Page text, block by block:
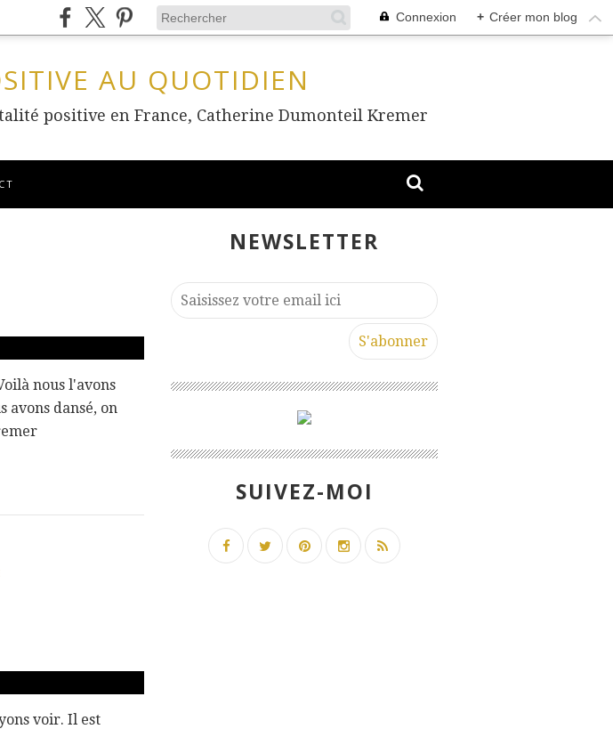
Connexion + Créer mon blog
AU QUOTIDIEN
positive en France, Catherine Dumonteil Kremer
nous l'avons
avons dansé, on
voir. Il est
NEWSLETTER
SUIVEZ-MOI